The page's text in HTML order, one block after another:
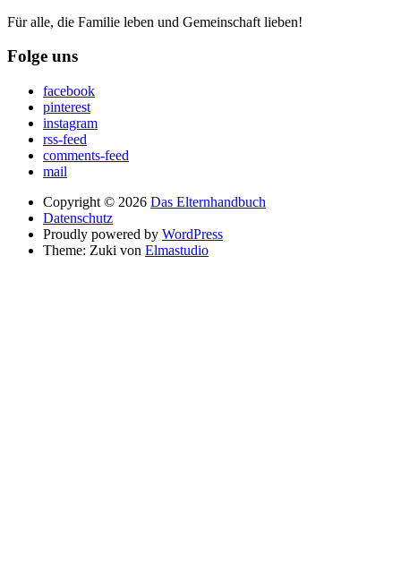
Für alle, die Familie leben und Gemeinschaft lieben!
Folge uns
facebook
pinterest
instagram
rss-feed
comments-feed
mail
Copyright © 2026 Das Elternhandbuch
Datenschutz
Proudly powered by WordPress
Theme: Zuki von Elmastudio